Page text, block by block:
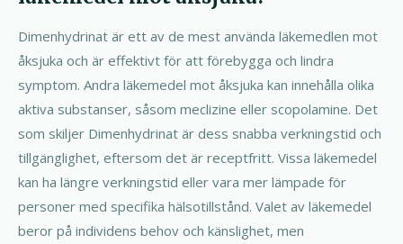
Dimenhydrinat är ett av de mest använda läkemedlen mot
åksjuka och är effektivt för att förebygga och lindra
symptom. Andra läkemedel mot åksjuka kan innehålla olika
aktiva substanser, såsom meclizine eller scopolamine. Det
som skiljer Dimenhydrinat är dess snabba verkningstid och
tillgänglighet, eftersom det är receptfritt. Vissa läkemedel
kan ha längre verkningstid eller vara mer lämpade för
personer med specifika hälsotillstånd. Valet av läkemedel
beror på individens behov och känslighet, men